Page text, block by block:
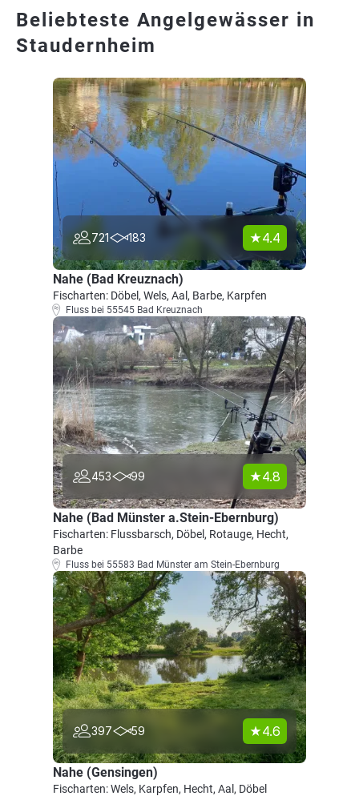
Beliebteste Angelgewässer in
Staudernheim
721 183 4.4
Nahe (Bad Kreuznach)
Fischarten: Döbel, Wels, Aal, Barbe, Karpfen
Fluss bei 55545 Bad Kreuznach
453 99 4.8
Nahe (Bad Münster a.Stein-Ebernburg)
Fischarten: Flussbarsch, Döbel, Rotauge, Hecht,
Barbe
Fluss bei 55583 Bad Münster am Stein-Ebernburg
397 59 4.6
Nahe (Gensingen)
Fischarten: Wels, Karpfen, Hecht, Aal, Döbel